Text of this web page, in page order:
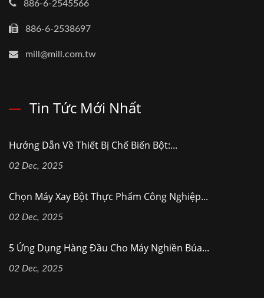
886-6-2545566
886-6-2538697
mill@mill.com.tw
Tin Tức Mới Nhất
Hướng Dẫn Về Thiết Bị Chế Biến Bột:...
02 Dec, 2025
Chọn Máy Xay Bột Thực Phẩm Công Nghiệp...
02 Dec, 2025
5 Ứng Dụng Hàng Đầu Cho Máy Nghiền Búa...
02 Dec, 2025